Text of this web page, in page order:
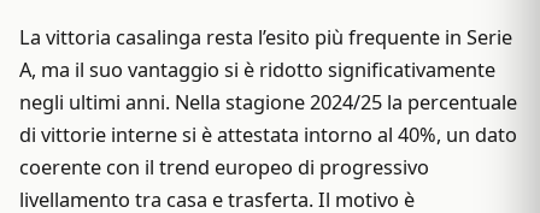
La vittoria casalinga resta l’esito più frequente in Serie
A, ma il suo vantaggio si è ridotto significativamente
negli ultimi anni. Nella stagione 2024/25 la percentuale
di vittorie interne si è attestata intorno al 40%, un dato
coerente con il trend europeo di progressivo
livellamento tra casa e trasferta. Il motivo è